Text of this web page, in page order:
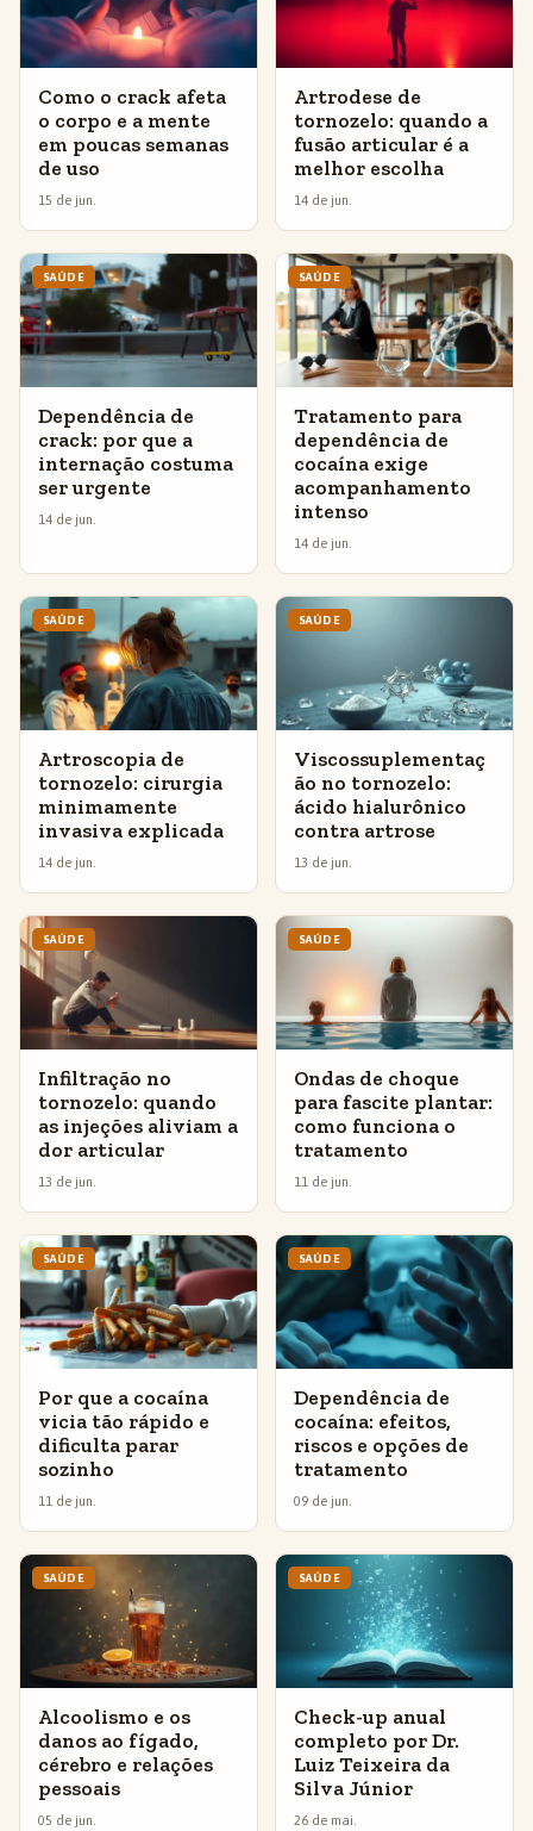
Como o crack afeta
o corpo e a mente
em poucas semanas
de uso
15 de jun.
Artrodese de
tornozelo: quando a
fusão articular é a
melhor escolha
14 de jun.
SAÚDE
Dependência de
crack: por que a
internação costuma
ser urgente
14 de jun.
SAÚDE
Tratamento para
dependência de
cocaína exige
acompanhamento
intenso
14 de jun.
SAÚDE
Artroscopia de
tornozelo: cirurgia
minimamente
invasiva explicada
14 de jun.
SAÚDE
Viscossuplementaç
ão no tornozelo:
ácido hialurônico
contra artrose
13 de jun.
SAÚDE
Infiltração no
tornozelo: quando
as injeções aliviam a
dor articular
13 de jun.
SAÚDE
Ondas de choque
para fascite plantar:
como funciona o
tratamento
11 de jun.
SAÚDE
Por que a cocaína
vicia tão rápido e
dificulta parar
sozinho
11 de jun.
SAÚDE
Dependência de
cocaína: efeitos,
riscos e opções de
tratamento
09 de jun.
SAÚDE
Alcoolismo e os
danos ao fígado,
cérebro e relações
pessoais
05 de jun.
SAÚDE
Check-up anual
completo por Dr.
Luiz Teixeira da
Silva Júnior
26 de mai.